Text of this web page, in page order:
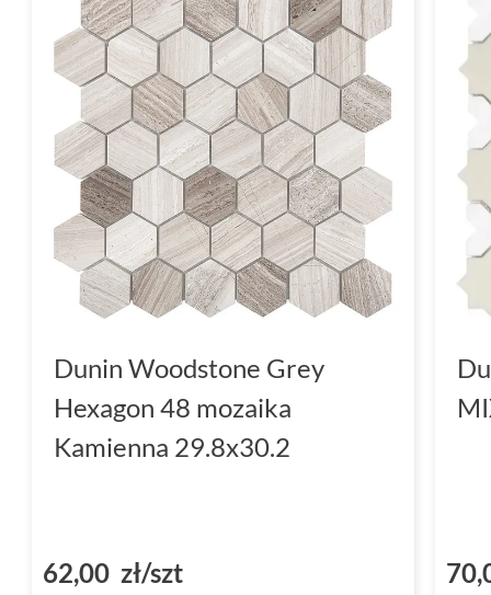
Dunin Woodstone Grey
Hexagon 48 mozaika
Kamienna 29.8x30.2
62,00 zł/szt